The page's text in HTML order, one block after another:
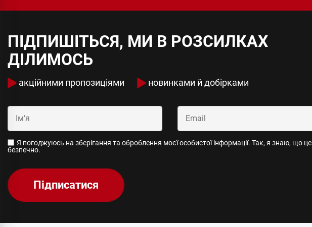
ПІДПИШІТЬСЯ, МИ В РОЗСИЛКАХ
ДІЛИМОСЬ
акційними пропозиціями новинками й добірками
Я погоджуюсь на зберігання та оброблення моєї особистої інформації. Так, я знаю, що це
безпечно.
Підписатися